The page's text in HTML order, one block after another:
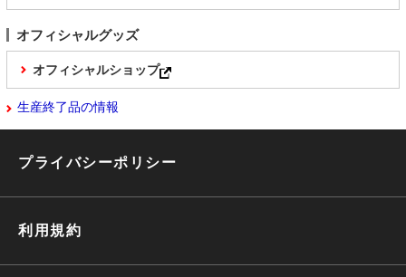
オフィシャルグッズ
オフィシャルショップ
生産終了品の情報
プライバシーポリシー
利用規約